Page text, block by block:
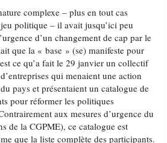
complexe – plus en tout cas
politique – il avait jusqu’ici peu
d’un changement de cap par le
que la « base » (se) manifeste pour
ce qu’a fait le 29 janvier un collectif
qui menaient une action
pays et présentaient un catalogue de
pour réformer les politiques
aux mesures d’urgence du
de la CGPME), ce catalogue est
que la liste complète des participants.